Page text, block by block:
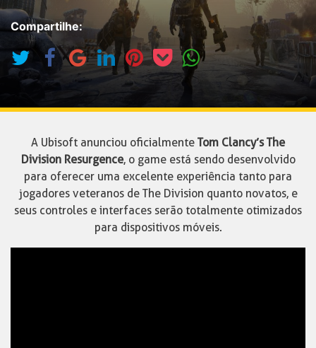
Compartilhe:
A Ubisoft anunciou oficialmente Tom Clancy’s The
Division Resurgence, o game está sendo desenvolvido
para oferecer uma excelente experiência tanto para
jogadores veteranos de The Division quanto novatos, e
seus controles e interfaces serão totalmente otimizados
para dispositivos móveis.